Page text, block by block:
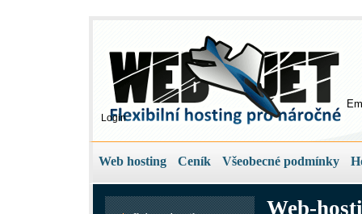
Login
Web hosting Ceník Všeobecné podmínky
Web-